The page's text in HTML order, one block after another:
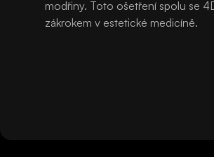
modřiny. Toto ošetření spolu se
zákrokem v estetické medicíně.